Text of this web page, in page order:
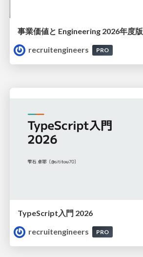
事業価値と Engineering 2026年度版
recruitengineers
PRO
TypeScript入門 2026
recruitengineers
PRO